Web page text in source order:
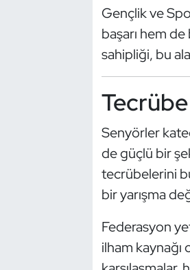
Gençlik ve
başarı hem
sahipliği, bu
Senyörler
de güçlü bir
tecrübelerini
bir yarışma
Federasyon
ilham
Oryantiring
Özel Sporcular